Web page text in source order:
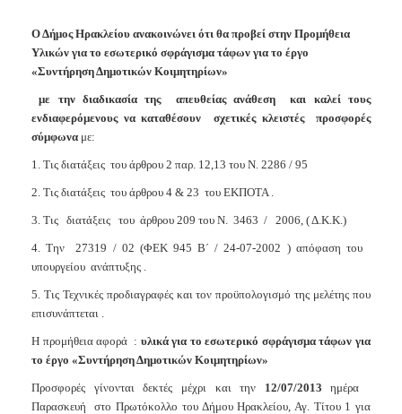
ΗΡΑΚΛΕΙΟ
Ο Δήμος Ηρακλείου ανακοινώνει ότι θα προβεί στην Προμήθεια
Υλικών για το εσωτερικό σφράγισμα τάφων για το έργο
«Συντήρηση Δημοτικών Κοιμητηρίων»
με την διαδικασία της απευθείας ανάθεση
και καλεί τους
ενδιαφερόμενους να καταθέσουν
σχετικές κλειστές
προσφορές
σύμφωνα με:
1. Τις διατάξεις του άρθρου 2 παρ. 12,13 του Ν. 2286 / 95
2. Τις διατάξεις του άρθρου 4 & 23 του ΕΚΠΟΤΑ .
3. Τις διατάξεις του άρθρου 209 του Ν. 3463 / 2006, ( Δ.Κ.Κ.)
4. Την
27319 / 02 (ΦΕΚ 945 Β΄ / 24-07-2002 ) απόφαση του
υπουργείου ανάπτυξης .
5. Τις Τεχνικές προδιαγραφές και τον προϋπολογισμό της μελέτης που
επισυνάπτεται .
Η προμήθεια αφορά : υλικάγια το εσωτερικό σφράγισμα τάφων για
το έργο «Συντήρηση Δημοτικών Κοιμητηρίων»
Προσφορές γίνονται δεκτές μέχρι και την 12/07/2013 ημέρα
Παρασκευή
στο Πρωτόκολλο του Δήμου Ηρακλείου, Αγ. Τίτου 1 για